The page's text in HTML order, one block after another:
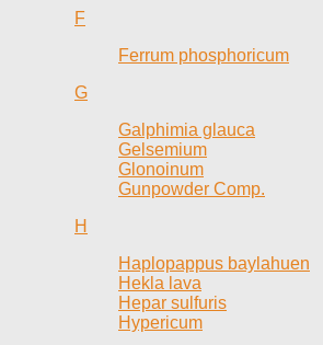
F
Ferrum phosphoricum
G
Galphimia glauca
Gelsemium
Glonoinum
Gunpowder Comp.
H
Haplopappus baylahuen
Hekla lava
Hepar sulfuris
Hypericum